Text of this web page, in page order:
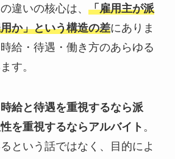
違いの核心は、 「雇用主が派
か」という構造の差にありま
給・待遇・働き方のあらゆる
す。
時給と待遇を重視するなら派
を重視するならアルバイト 。
という話ではなく、目的によ